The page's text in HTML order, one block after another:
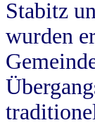
Stabitz
wurden